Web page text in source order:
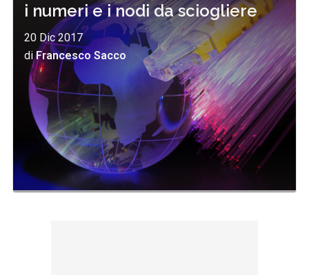
i numeri e i nodi da sciogliere
20 Dic 2017
diFrancesco Sacco